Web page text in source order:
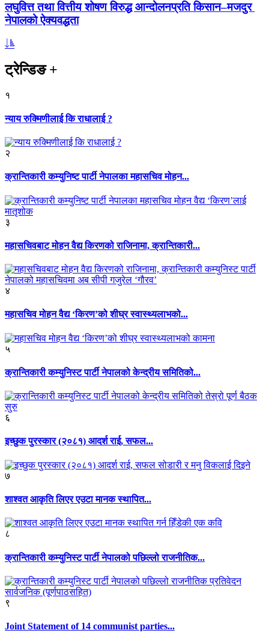
लघुवित्त तथा वित्तीय शोषण विरुद्ध आन्दोलनप्रति किसान–मजदुर
नेपालको ऐक्यवद्धता
ट्रेन्डिङ+
१
न्याय रुक्मिणीलाई कि राधालाई ?
२
क्रान्तिकारी कम्युनिष्ट पार्टी नेपालका महासचिव मोहन...
३
महासचिवबाट मोहन वैद्य किरणको राजिनामा, क्रान्तिकारी...
४
महासचिव मोहन वैद्य ‘किरण’को शीघ्र स्वास्थ्यलाभको...
५
क्रान्तिकारी कम्युनिस्ट पार्टी नेपालको केन्द्रीय समितिको...
६
इच्छुक पुरस्कार (२०८१) आदर्श राई, सफल...
७
शाश्वत आकृति लिएर एउटा मानक स्थापित...
८
क्रान्तिकारी कम्युनिस्ट पार्टी नेपालको पछिल्लो राजनीतिक...
९
Joint Statement of 14 communist parties...